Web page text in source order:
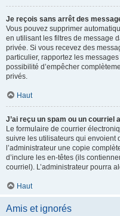
Je reçois sans arrêt des
Vous pouvez supprimer
en utilisant les filtres de message
privée. Si vous recevez des
particulier, rapportez les
possibilité d’empêcher
privés.
Haut
J’ai reçu un spam ou un courriel
Le formulaire de courrier
suivre les utilisateurs qui envoient
l’administrateur une copie
d’inclure les en-têtes (ils
courriel). L’administrateur pourra
Haut
Amis et ignorés